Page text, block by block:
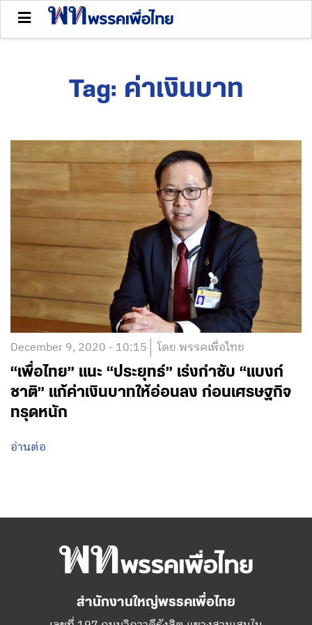
Tag: ค่าเงินบาท
December 9, 2020 - 10:15 โดย พรรคเพื่อไทย
“เพื่อไทย” แนะ “ประยุทธ์” เร่งกำชับ “แบงก์
ชาติ” แก้ค่าเงินบาทให้อ่อนลง ก่อนเศรษฐกิจ
ทรุดหนัก
อ่านต่อ
สำนักงานใหญ่พรรคเพื่อไทย